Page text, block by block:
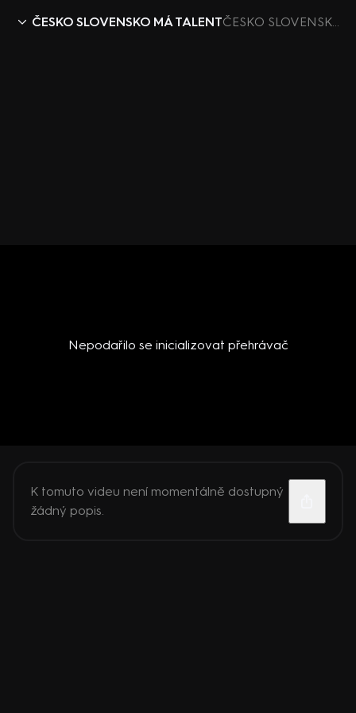
ČESKO SLOVENSKO MÁ TALENT ČESKO SLOVENSKO MÁ TALENT X (12) – Drsná Ashley
Nepodařilo se inicializovat přehrávač
K tomuto videu není momentálně dostupný
žádný popis.